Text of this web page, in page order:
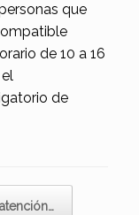
que
de 10 a 16
de